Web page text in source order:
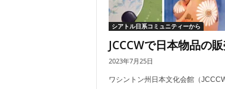
シアトル日系コミュニティーから
JCCCWで日本物品の
2023年7月25日
ワシントン州日本文化会館（